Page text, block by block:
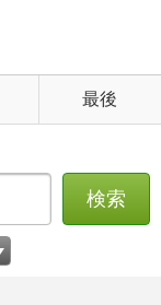
最後
検索